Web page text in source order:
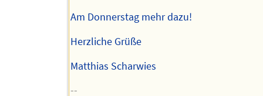
Am Donnerstag mehr dazu!
Herzliche Grüße
Matthias Scharwies
--